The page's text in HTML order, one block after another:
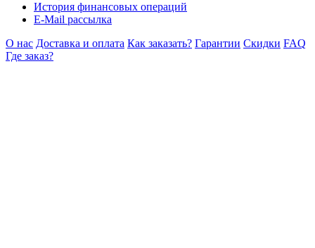
История финансовых операций
E-Mail рассылка
О нас Доставка и оплата Как заказать? Гарантии Скидки FAQ
Где заказ?